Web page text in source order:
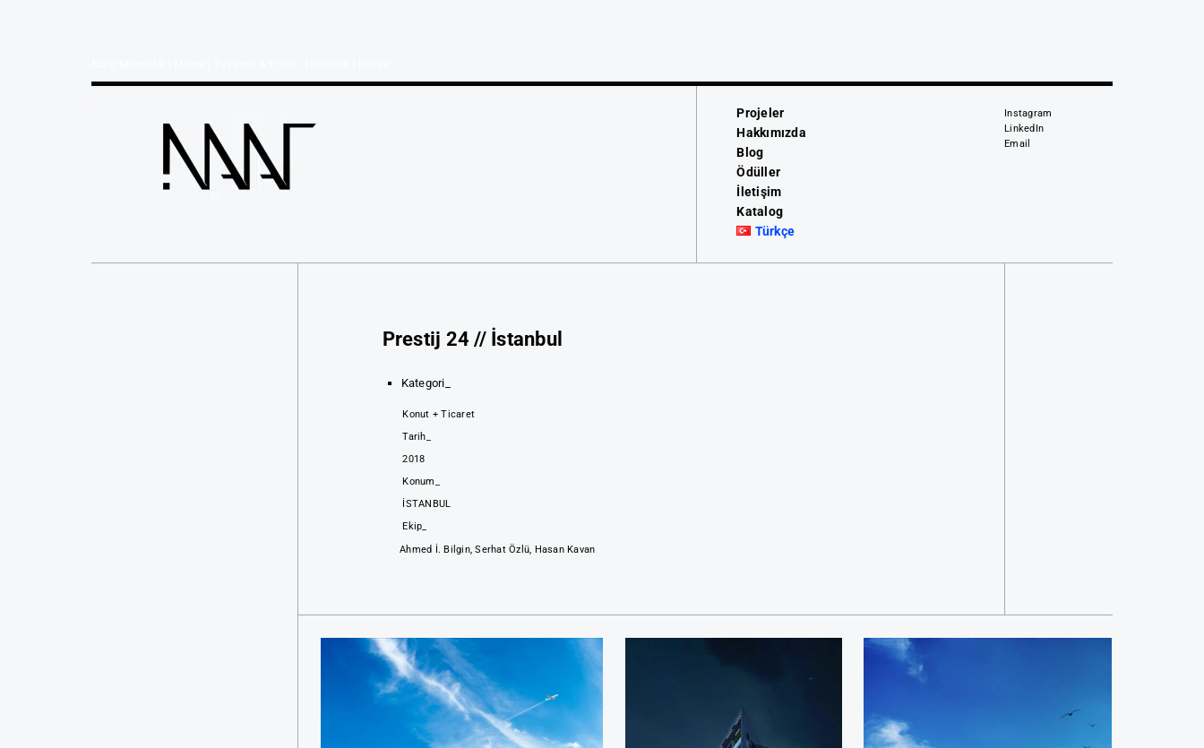
Projeler
Hakkımızda
Blog
Ödüller
İletişim
Katalog
Türkçe
Instagram
LinkedIn
Email
Prestij 24 // İstanbul
Kategori_
Konut + Ticaret
Tarih_
2018
Konum_
İSTANBUL
Ekip_
Ahmed İ. Bilgin, Serhat Özlü, Hasan Kavan